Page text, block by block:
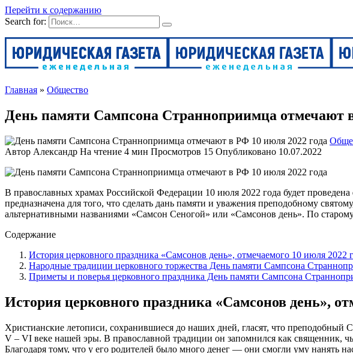
Перейти к содержанию
Search for:
Главная » Общество
День памяти Сампсона Странноприимца отмечают
Автор Александр На чтение 4 мин Просмотров 15 Опубликовано 10.07.2022
В православных храмах Российской Федерации 10 июля 2022 года будет
предназначена для того, что сделать дань памяти и уважения преподобному
альтернативными названиями «Самсон Сеногой» или «Самсонов день». По
Содержание
История церковного праздника «Самсонов день», отмечаемого 10 июля 2022
Народные традиции церковного торжества День памяти Сампсона
Приметы и поверья церковного праздника День памяти Сампсона
История церковного праздника «Самсонов день»,
Христианские летописи, сохранившиеся до наших дней, гласят, что
V – VI веке нашей эры. В православной традиции он запомнился как священник,
Благодаря тому, что у его родителей было много денег — они смогли уму нанять